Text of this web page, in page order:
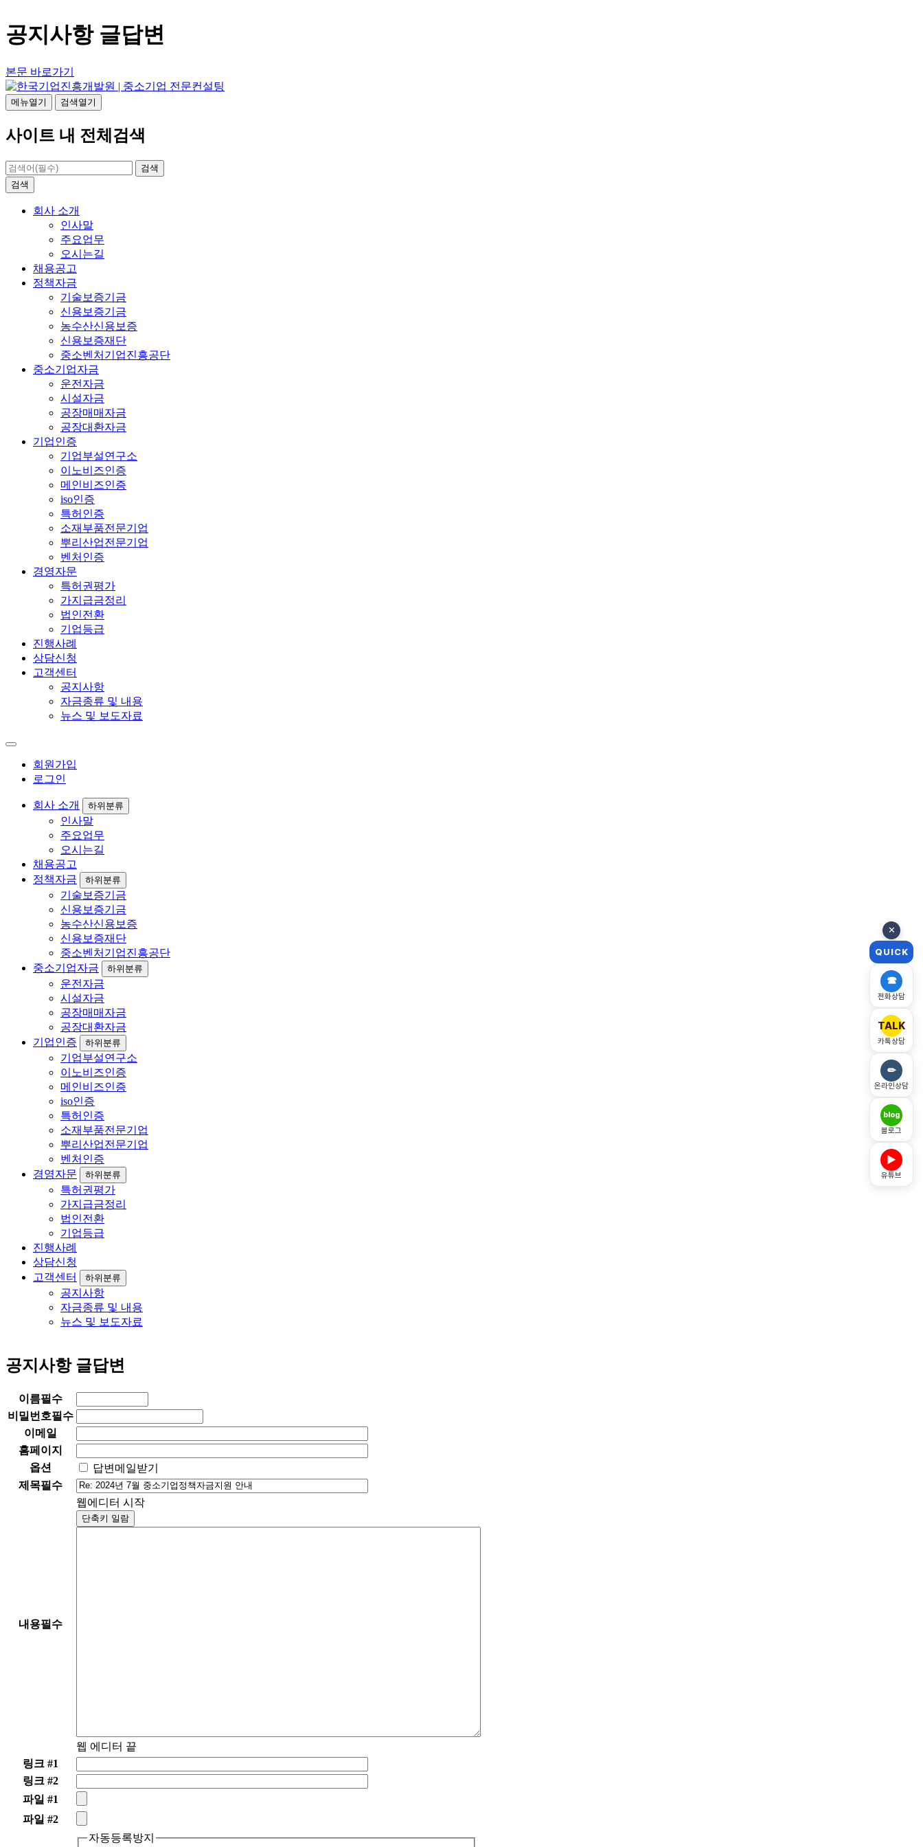
공지사항 글답변
본문 바로가기
메뉴열기 검색열기
사이트 내 전체검색
검색
검색
회사 소개
인사말
주요업무
오시는길
채용공고
정책자금
기술보증기금
신용보증기금
농수산신용보증
신용보증재단
중소벤처기업진흥공단
중소기업자금
운전자금
시설자금
공장매매자금
공장대환자금
기업인증
기업부설연구소
이노비즈인증
메인비즈인증
iso인증
특허인증
소재부품전문기업
뿌리산업전문기업
벤처인증
경영자문
특허권평가
가지급금정리
법인전환
기업등급
진행사례
상담신청
고객센터
공지사항
자금종류 및 내용
뉴스 및 보도자료
회원가입
로그인
회사 소개 하위분류
인사말
주요업무
오시는길
채용공고
정책자금
하위분류
기술보증기금
신용보증기금
농수산신용보증
신용보증재단
중소벤처기업진흥공단
중소기업자금
하위분류
운전자금
시설자금
공장매매자금
공장대환자금
기업인증
하위분류
기업부설연구소
이노비즈인증
메인비즈인증
iso인증
특허인증
소재부품전문기업
뿌리산업전문기업
벤처인증
경영자문
하위분류
특허권평가
가지급금정리
법인전환
기업등급
진행사례
상담신청
고객센터
하위분류
공지사항
자금종류 및 내용
뉴스 및 보도자료
공지사항 글답변
이름필수
비밀번호필수
이메일
홈페이지
옵션
답변메일받기
제목필수
내용필수
웹에디터 시작
단축키 일람
웹 에디터 끝
링크 #1
링크 #2
파일 #1
파일 #2
자동등록방지
✕
QUICK
☎
전화상담
TALK
카톡상담
✏
온라인상담
blog
블로그
▶
유튜브